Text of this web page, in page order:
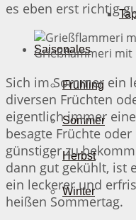
Saisonales
Frühling
Sommer
Herbst
Winter
es eben erst richtig
Grießflammeri
Sich im Sommer ein
diversen Früchten
eigentlich immer
besagte Früchte
günstiger zu
dann gut gekühlt, ist
ein leckerer und
heißen Sommertag.